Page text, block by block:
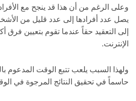
وعلى الرغم من أن هذا قد ينجح مع
يصل عدد أفرادها إلى عدد قليل من
إلى التعقيد حقاً عندما تقوم بتعيين فرق
الإنترنت.
ولهذا السبب يلعب تتبع الوقت المدعوم
حاسماً في تحقيق النتائج المرجوة في